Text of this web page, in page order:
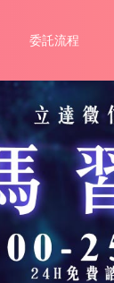
委託流程